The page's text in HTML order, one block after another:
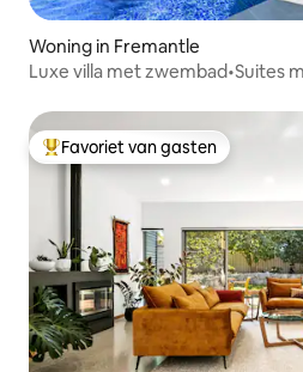
Woning in Fremantle
Luxe villa met zwembad•Suites
Topfavoriet van gasten
Favoriet van gasten